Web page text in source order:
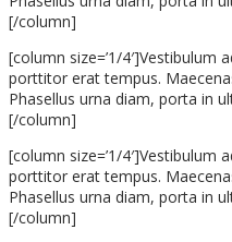
[/column]
[column size=’1/4′]Vestibulum
porttitor erat tempus.
Phasellus urna diam, porta in
[/column]
[column size=’1/4′]Vestibulum
porttitor erat tempus.
Phasellus urna diam, porta in
[/column]